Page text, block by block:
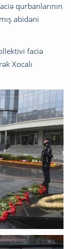
qurbanlarının
abidəni
faciə
Xocalı